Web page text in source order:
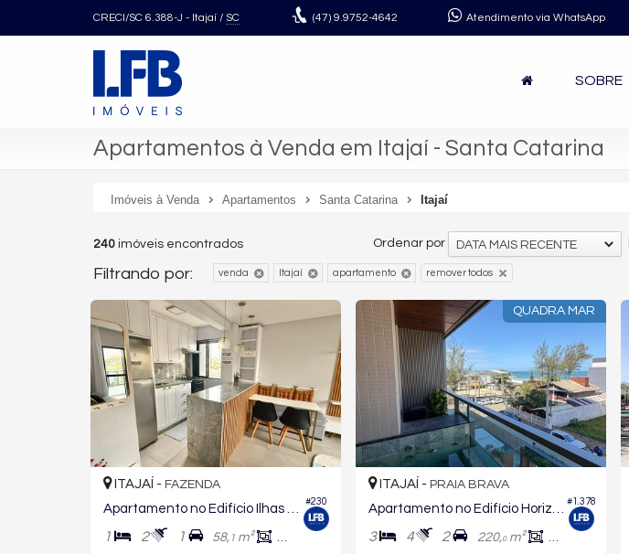
CRECI/SC 6.388-J - Itajaí / SC (47) 9.9752-4642 Atendimento via WhatsApp
SOBRE
Apartamentos à Venda em Itajaí - Santa Catarina
Imóveis à Venda Apartamentos Santa Catarina Itajaí
240 imóveis encontrados Ordenar por DATA MAIS RECENTE
Filtrando por: venda Itajaí apartamento remover todos
#230
ITAJAÍ - FAZENDA
1 2 1 58, 1 m² 45,
QUADRA MAR
#1.378
ITAJAÍ - PRAIA BRAVA
3 4 2 220,0m² 140,